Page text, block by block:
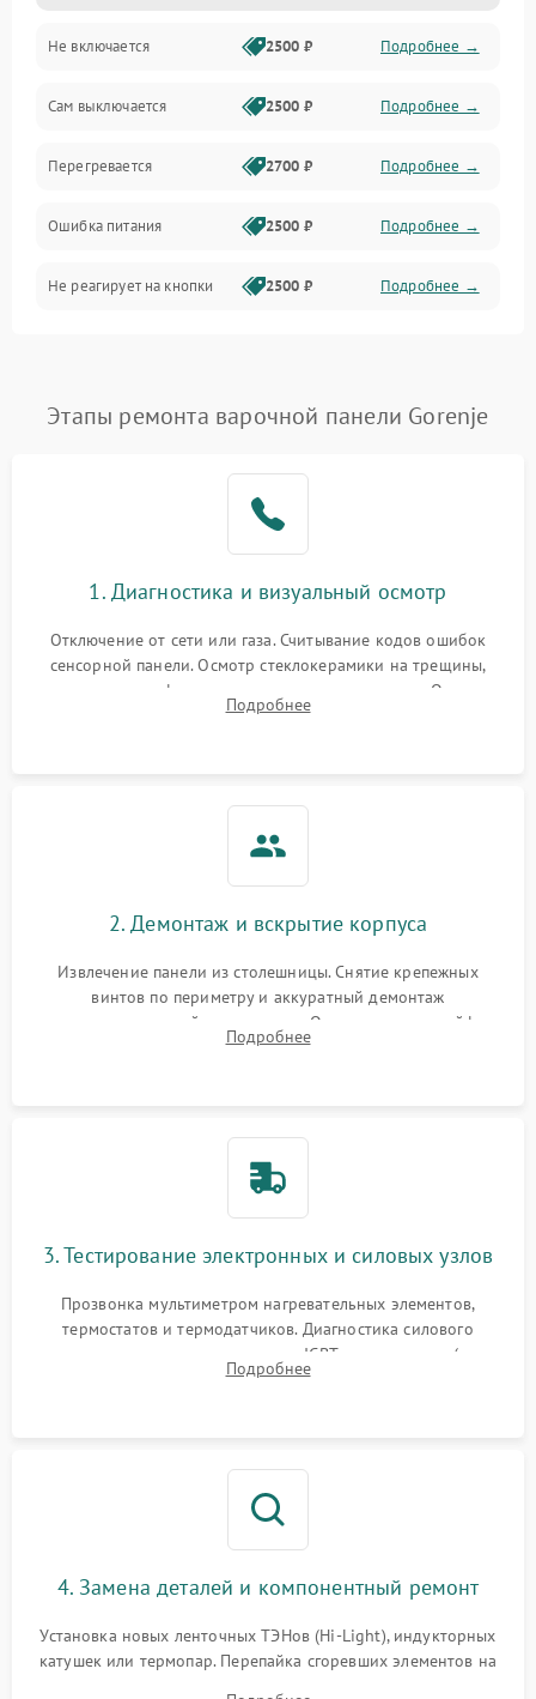
Не включается 2500 ₽ Подробнее →
Сам выключается 2500 ₽ Подробнее →
Перегревается 2700 ₽ Подробнее →
Ошибка питания 2500 ₽ Подробнее →
Не реагирует на кнопки 2500 ₽ Подробнее →
Этапы ремонта варочной панели Gorenje
1. Диагностика и визуальный осмотр
Отключение от сети или газа. Считывание кодов ошибок
сенсорной панели. Осмотр стеклокерамики на трещины,
проверка конфорок на равномерность нагрева. Опрос
клиента о симптомах (не включается, не видит посуду,
Подробнее
2. Демонтаж и вскрытие корпуса
Извлечение панели из столешницы. Снятие крепежных
винтов по периметру и аккуратный демонтаж
стеклокерамической поверхности. Отсоединение шлейфов
сенсорного блока для доступа к силовым платам, катушкам
Подробнее
3. Тестирование электронных и силовых узлов
Прозвонка мультиметром нагревательных элементов,
термостатов и термодатчиков. Диагностика силового
модуля, реле, диодных мостов и IGBT-транзисторов (для
индукции). Проверка кранов и газ-контроля (для газовых
Подробнее
4. Замена деталей и компонентный ремонт
Установка новых ленточных ТЭНов (Hi-Light), индукторных
катушек или термопар. Перепайка сгоревших элементов на